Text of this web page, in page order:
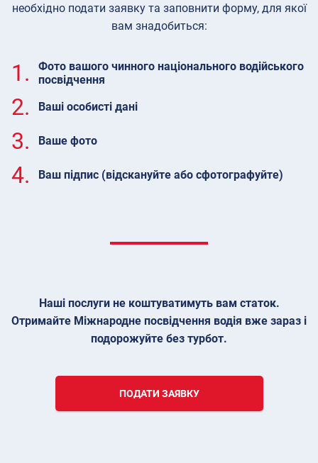
необхідно подати заявку та заповнити форму, для якої
вам знадобиться:
1.
Фото вашого чинного національного водійського
посвідчення
2. Ваші особисті дані
3. Ваше фото
4. Ваш підпис (відскануйте або сфотографуйте)
Наші послуги не коштуватимуть вам статок.
Отримайте Міжнародне посвідчення водія вже зараз і
подорожуйте без турбот.
ПОДАТИ ЗАЯВКУ